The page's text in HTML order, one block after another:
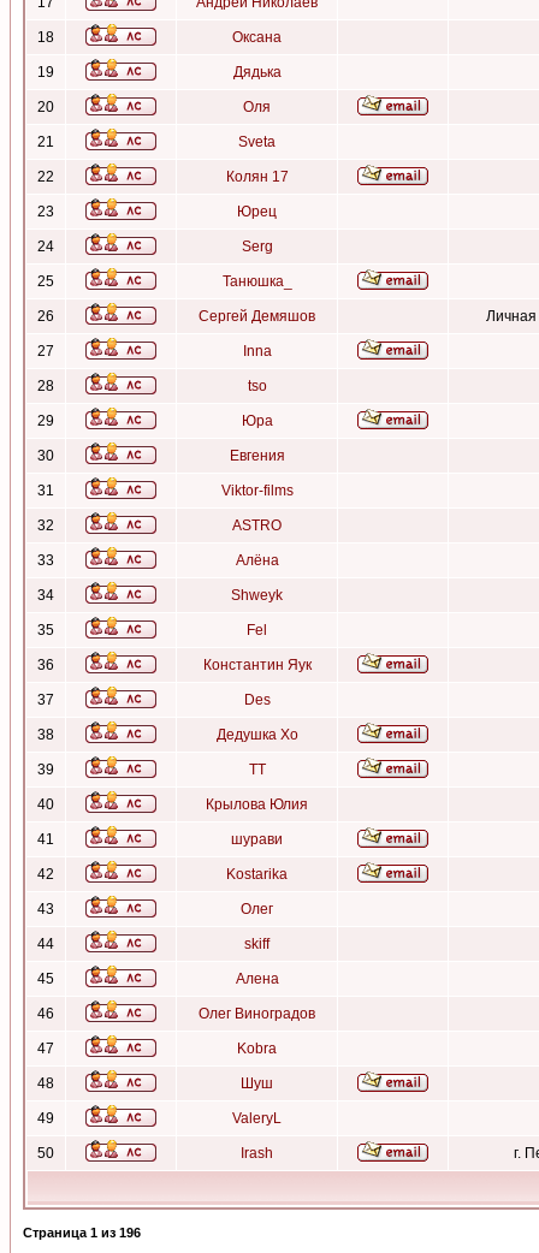
18 Оксана
19 Дядька
20 Оля
21 Sveta
22 Колян 17
23 Юрец
24 Serg
25 Танюшка_
26 Сергей Демяшов Личная
27 Inna
28 tso
29 Юра
30 Евгения
31 Viktor-films
32 ASTRO
33 Алёна
34 Shweyk
35 Fel
36 Константин Яук
37 Des
38 Дедушка Хо
39 ТТ
40 Крылова Юлия
41 шурави
42 Kostarika
43 Олег
44 skiff
45 Алена
46 Олег Виноградов
47 Kobra
48 Шуш
49 ValeryL
50 Irash г.
Страница 1 из 196